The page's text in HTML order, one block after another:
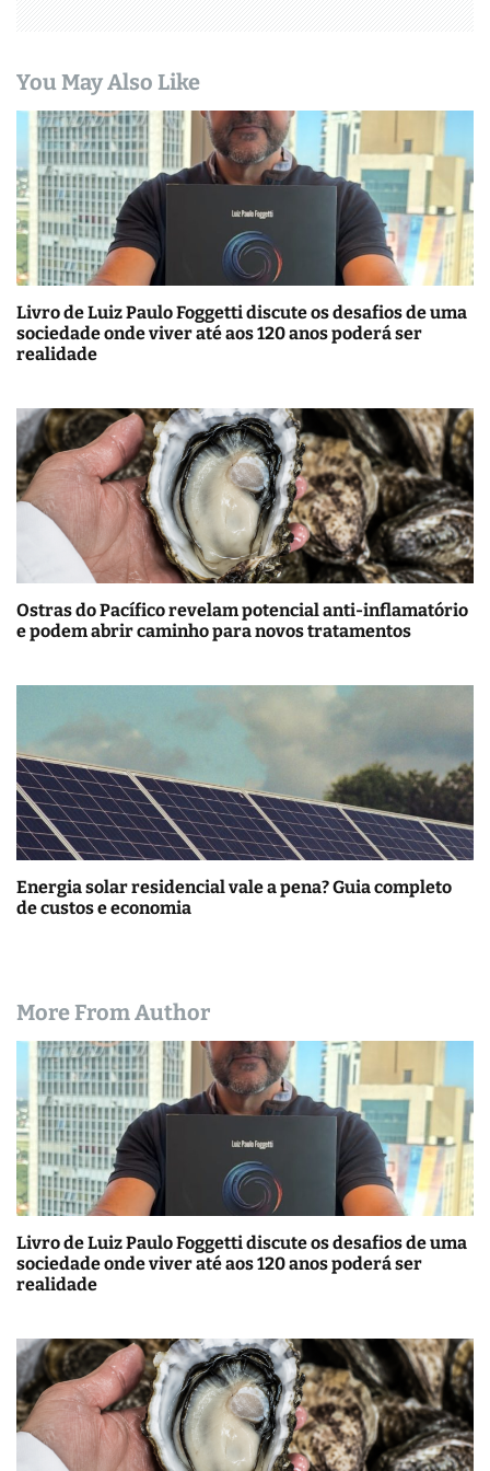
You May Also Like
Livro de Luiz Paulo Foggetti discute os desafios de uma
sociedade onde viver até aos 120 anos poderá ser
realidade
Ostras do Pacífico revelam potencial anti-inflamatório
e podem abrir caminho para novos tratamentos
Energia solar residencial vale a pena? Guia completo
de custos e economia
More From Author
Livro de Luiz Paulo Foggetti discute os desafios de uma
sociedade onde viver até aos 120 anos poderá ser
realidade